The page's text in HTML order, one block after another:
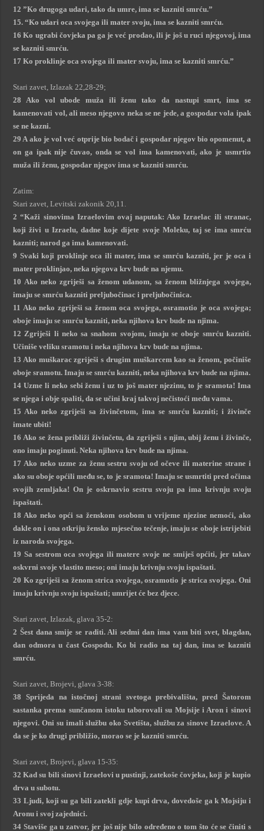
12 ”Ko drugoga udari, tako da umre, ima se kazniti smrću.”
15. “Ko udari oca svojega ili mater svoju, ima se kazniti smrću.
16 Ko ugrabi čovjeka pa ga je već prodao, ili je još u ruci njegovoj, ima
se kazniti smrću.
17 Ko proklinje oca svojega ili mater svoju, ima se kazniti smrću.”
Stari zavet, Izlazak 22,28-29;
28 Ako vol ubode muža ili ženu tako da nastupi smrt, ima se
kamenovati vol, ali meso njegovo neka se ne jede, a gospodar vola ipak
se ne kazni.
29 A ako je vol već otprije bio bodač i gospodar njegov bio opomenut, a
on ga ipak nije čuvao, onda se vol ima kamenovati, ako je usmrtio
muža ili ženu, gospodar njegov ima se kazniti smrću.
Zatim:
Stari zavet, Levitski zakonik 20,11.
2 “Kaži sinovima Izraelovim ovaj naputak: Ako Izraelac ili stranac,
koji živi u Izraelu, dadne koje dijete svoje Moleku, taj se ima smrću
kazniti; narod ga ima kamenovati.
9 Svaki koji proklinje oca ili mater, ima se smrću kazniti, jer je oca i
mater proklinjao, neka njegova krv bude na njemu.
10 Ako neko zgriješi sa ženom udanom, sa ženom bližnjega svojega,
imaju se smrću kazniti preljubočinac i preljubočinica.
11 Ako neko zgriješi sa ženom oca svojega, osramotio je oca svojega;
oboje imaju se smrću kazniti, neka njihova krv bude na njima.
12 Zgriješi li neko sa snahom svojom, imaju se oboje smrću kazniti.
Učiniše veliku sramotu i neka njihova krv bude na njima.
13 Ako muškarac zgriješi s drugim muškarcem kao sa ženom, počiniše
oboje sramotu. Imaju se smrću kazniti, neka njihova krv bude na njima.
14 Uzme li neko sebi ženu i uz to još mater njezinu, to je sramota! Ima
se njega i obje spaliti, da se učini kraj takvoj nečistoći među vama.
15 Ako neko zgriješi sa živinčetom, ima se smrću kazniti; i živinče
imate ubiti!
16 Ako se žena približi živinčetu, da zgriješi s njim, ubij ženu i živinče,
ono imaju poginuti. Neka njihova krv bude na njima.
17 Ako neko uzme za ženu sestru svoju od očeve ili materine strane i
ako su oboje općili među se, to je sramota! Imaju se usmrtiti pred očima
svojih zemljaka! On je oskrnavio sestru svoju pa ima krivnju svoju
ispaštati.
18 Ako neko opći sa ženskom osobom u vrijeme njezine nemoći, ako
dakle on i ona otkriju žensko mjesečno tečenje, imaju se oboje istrijebiti
iz naroda svojega.
19 Sa sestrom oca svojega ili matere svoje ne smiješ općiti, jer takav
oskvrni svoje vlastito meso; oni imaju krivnju svoju ispaštati.
20 Ko zgriješi sa ženom strica svojega, osramotio je strica svojega. Oni
imaju krivnju svoju ispaštati; umrijet će bez djece.
Stari zavet, Izlazak, glava 35-2:
2 Šest dana smije se raditi. Ali sedmi dan ima vam biti svet, blagdan,
dan odmora u čast Gospodu. Ko bi radio na taj dan, ima se kazniti
smrću.
Stari zavet, Brojevi, glava 3-38:
38 Sprijeda na istočnoj strani svetoga prebivališta, pred Šatorom
sastanka prema sunčanom istoku taborovali su Mojsije i Aron i sinovi
njegovi. Oni su imali službu oko Svetišta, službu za sinove Izraelove. A
da se je ko drugi približio, morao se je kazniti smrću.
Stari zavet, Brojevi, glava 15-35:
32 Kad su bili sinovi Izraelovi u pustinji, zatekoše čovjeka, koji je kupio
drva u subotu.
33 Ljudi, koji su ga bili zatekli gdje kupi drva, dovedoše ga k Mojsiju i
Aronu i svoj zajednici.
34 Staviše ga u zatvor, jer još nije bilo određeno o tom što će se činiti s